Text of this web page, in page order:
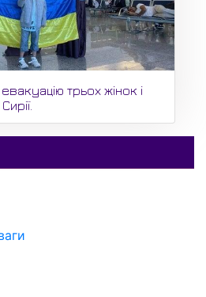
трьох жінок і